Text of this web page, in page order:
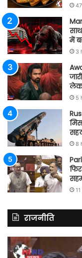
में
3
5
8
राजनीति